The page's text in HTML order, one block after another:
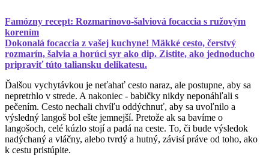
Famózny recept: Rozmarínovo-šalviová focaccia s ružovým
korením
Dokonalá focaccia z vašej kuchyne! Mäkké cesto, čerstvý
rozmarín, šalvia a horúci syr ako dip. Zistite, ako jednoducho
pripraviť túto taliansku delikatesu.
Ďalšou vychytávkou je neťahať cesto naraz, ale postupne, aby sa
nepretrhlo v strede. A nakoniec - babičky nikdy neponáhľali s
pečením. Cesto nechali chvíľu oddýchnuť, aby sa uvoľnilo a
výsledný langoš bol ešte jemnejší. Pretože ak sa bavíme o
langošoch, celé kúzlo stojí a padá na ceste. To, či bude výsledok
nadýchaný a vláčny, alebo tvrdý a hutný, závisí práve od toho, ako
k cestu pristúpite.